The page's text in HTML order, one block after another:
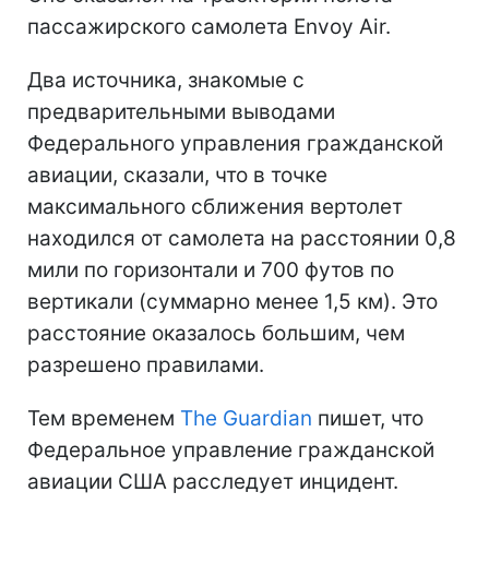
пассажирского самолета Envoy Air.
Два источника, знакомые с
предварительными выводами
Федерального управления гражданской
авиации, сказали, что в точке
максимального сближения вертолет
находился от самолета на расстоянии 0,8
мили по горизонтали и 700 футов по
вертикали (суммарно менее 1,5 км). Это
расстояние оказалось большим, чем
разрешено правилами.
Тем временем The Guardian пишет, что
Федеральное управление гражданской
авиации США расследует инцидент.